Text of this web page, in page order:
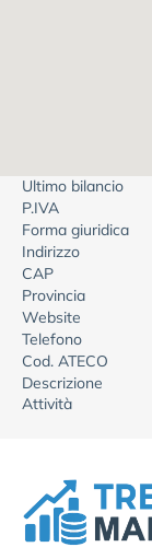
Ultimo bilancio
P.IVA
Forma giuridica
Indirizzo
CAP
Provincia
Website
Telefono
Cod. ATECO
Descrizione
Attività